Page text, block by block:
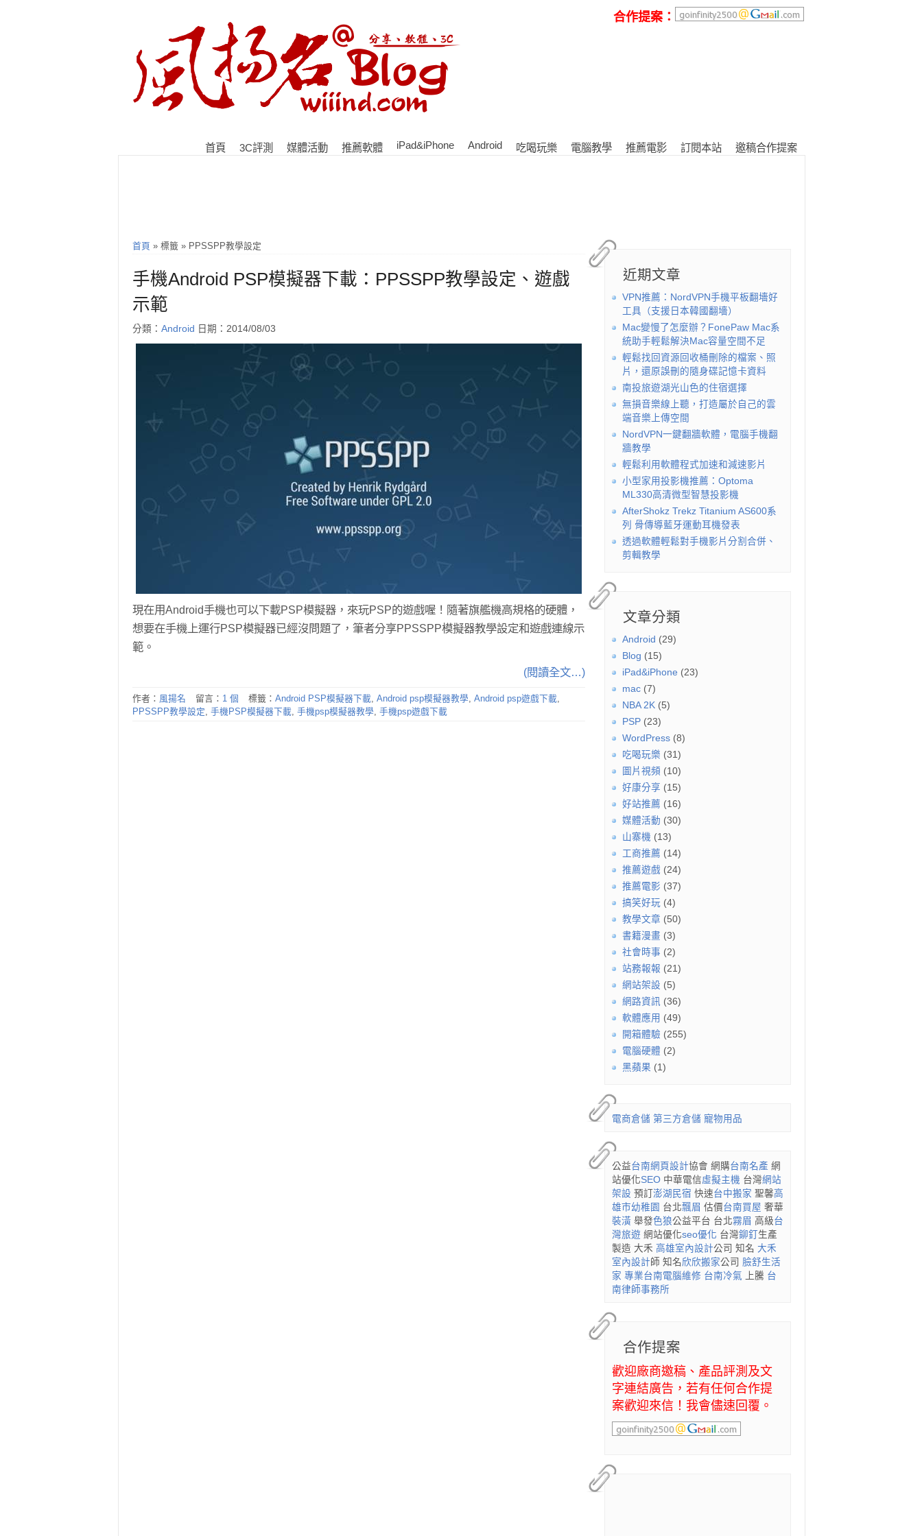
合作提案：
首頁 3C評測 媒體活動 推薦軟體 iPad&iPhone Android 吃喝玩樂 電腦教學 推薦電影 訂閱本站 邀稿合作提案
近期文章
VPN推薦：NordVPN手機平板翻墻好
工具（支援日本韓國翻墻）
Mac變慢了怎麼辦？FonePaw Mac系
統助手輕鬆解決Mac容量空間不足
輕鬆找回資源回收桶刪除的檔案、照
片，還原誤刪的隨身碟記憶卡資料
南投旅遊湖光山色的住宿選擇
無損音樂線上聽，打造屬於自己的雲
端音樂上傳空間
NordVPN一鍵翻牆軟體，電腦手機翻
牆教學
輕鬆利用軟體程式加速和減速影片
小型家用投影機推薦：Optoma
ML330高清微型智慧投影機
AfterShokz Trekz Titanium AS600系
列 骨傳導藍牙運動耳機發表
透過軟體輕鬆對手機影片分割合併、
剪輯教學
文章分類
Android (29)
Blog (15)
iPad&iPhone (23)
mac (7)
NBA 2K (5)
PSP (23)
WordPress (8)
吃喝玩樂 (31)
圖片視頻 (10)
好康分享 (15)
好站推薦 (16)
媒體活動 (30)
山寨機 (13)
工商推薦 (14)
推薦遊戲 (24)
推薦電影 (37)
搞笑好玩 (4)
教學文章 (50)
書籍漫畫 (3)
社會時事 (2)
站務報報 (21)
網站架設 (5)
網路資訊 (36)
軟體應用 (49)
開箱體驗 (255)
電腦硬體 (2)
黑蘋果 (1)
電商倉儲 第三方倉儲 寵物用品
公益台南網頁設計協會 網購台南名產 網
站優化SEO 中華電信虛擬主機 台灣網站
架設 預訂 澎湖民宿 快速台中搬家 聖馨高
雄市幼稚園 台北飄眉 估價台南買屋 奢華
裝潢 舉發色狼公益平台 台北霧眉 高級台
灣旅遊 網站優化seo優化 台灣鉚釘 生產
製造 大禾 高雄室內設計公司 知名 大禾
室內設計 師 知名欣欣搬家公司 臉舒生活
家 專業台南電腦維修 台南冷氣 上騰 台
南律師事務所
合作提案
歡迎廠商邀稿、產品評測及文
字連結廣告，若有任何合作提
案歡迎來信！我會儘速回覆。
首頁 » 標籤 » PPSSPP教學設定
手機Android PSP模擬器下載：PPSSPP教學設定、遊戲
示範
分類： Android 日期：2014/08/03
現在用Android手機也可以下載PSP模擬器，來玩PSP的遊戲喔！隨著旗艦機高規格的硬體，
想要在手機上運行PSP模擬器已經沒問題了，筆者分享PPSSPP模擬器教學設定和遊戲連線示
範。
(閱讀全文…)
作者： 風揚名 留言： 1 個 標籤： Android PSP模擬器下載, Android psp模擬器教學, Android psp遊戲下載,
PPSSPP教學設定, 手機PSP模擬器下載, 手機psp模擬器教學, 手機psp遊戲下載